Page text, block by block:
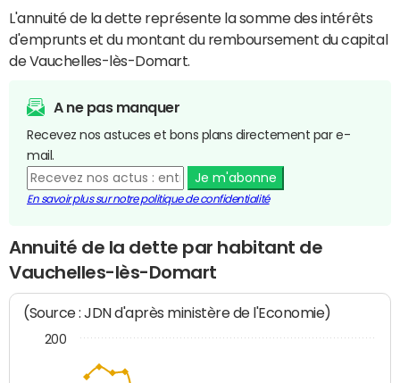
L'annuité de la dette représente la somme des intérêts
d'emprunts et du montant du remboursement du capital
de Vauchelles-lès-Domart.
A ne pas manquer
Recevez nos astuces et bons plans directement par e-
mail.
Je m'abonne
En savoir plus sur notre politique de confidentialité
Annuité de la dette par habitant de
Vauchelles-lès-Domart
(Source : JDN d'après ministère de l'Economie)
200